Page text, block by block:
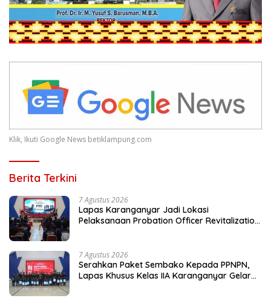
Klik, Ikuti Google News betiklampung.com
Berita Terkini
7 Agustus 2026
Lapas Karanganyar Jadi Lokasi
Pelaksanaan Probation Officer Revitalization
7 Agustus 2026
Serahkan Paket Sembako Kepada PPNPN,
Lapas Khusus Kelas IIA Karanganyar Gelar